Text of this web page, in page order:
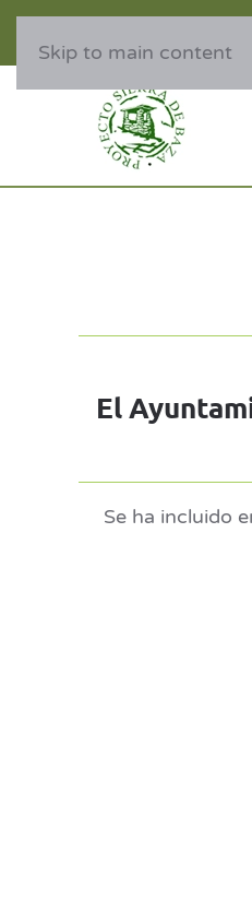
Skip to main content
El
Se ha incluido